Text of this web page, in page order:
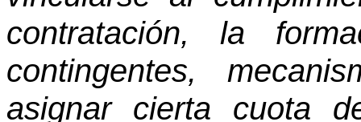
contratación, la
contingentes,
asignar cierta cuota